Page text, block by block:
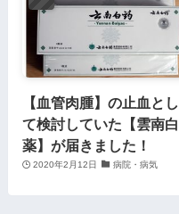
【血管肉腫】の止血とし
て検討していた【雲南白
薬】が届きました！
2020年2月12日 病院・病気